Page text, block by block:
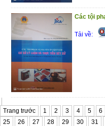
chắc chắn còn
góp ý kiến đểCác tội
Tải về:
Trang trước 1 2 3 4 5 6
25
26 27 28 29 30 31